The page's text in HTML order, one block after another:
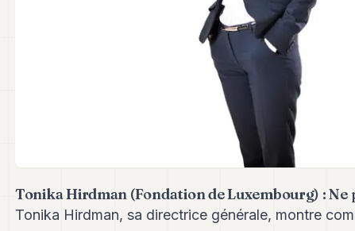
Tonika Hirdman (Fondation de Luxembourg) :
Tonika Hirdman, sa directrice générale, montre